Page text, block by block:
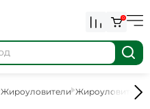
0
Жироуловители